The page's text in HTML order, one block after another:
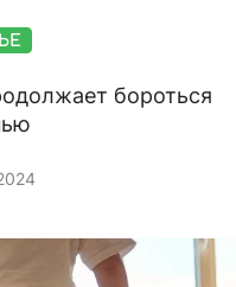
бороться